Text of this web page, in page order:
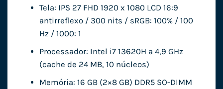
Tela: IPS 27 FHD 1920 x 1080 LCD 16:9
antirreflexo / 300 nits / sRGB: 100% / 100
Hz / 1000: 1
Processador: Intel i7 13620H a 4,9 GHz
(cache de 24 MB, 10 núcleos)
Memória: 16 GB (2×8 GB) DDR5 SO-DIMM